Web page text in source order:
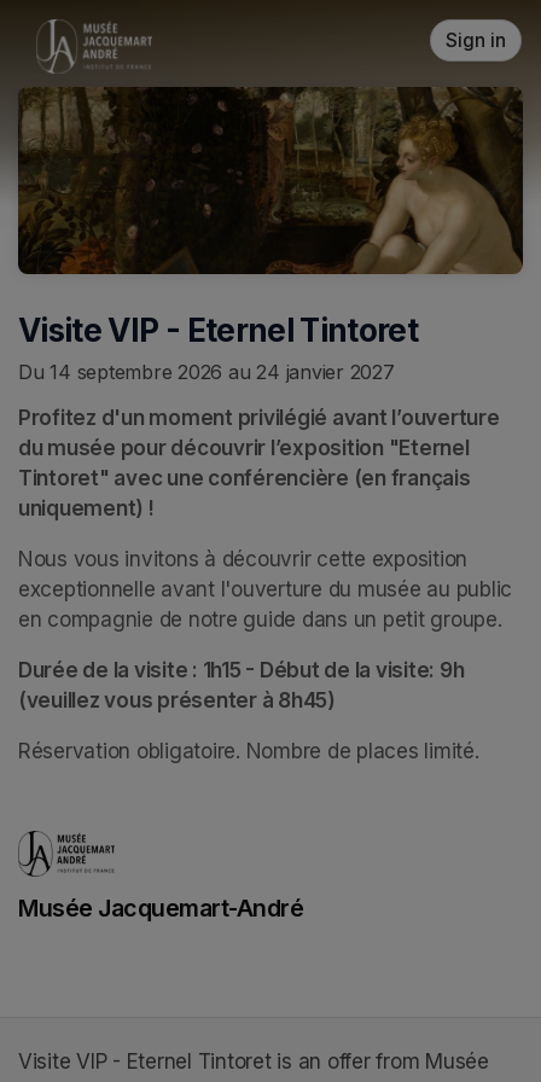
Skip header
Sign in
Visite VIP - Eternel Tintoret
Du 14 septembre 2026 au 24 janvier 2027
Profitez d'un moment privilégié avant l’ouverture
du musée pour découvrir l’exposition "Eternel
Tintoret" avec une conférencière (en français
uniquement) !
Nous vous invitons à découvrir cette exposition
exceptionnelle avant l'ouverture du musée au public
en compagnie de notre guide dans un petit groupe.
Durée de la visite : 1h15 - Début de la visite: 9h
(veuillez vous présenter à 8h45)
Réservation obligatoire. Nombre de places limité.
Musée Jacquemart-André
Visite VIP - Eternel Tintoret is an offer from Musée